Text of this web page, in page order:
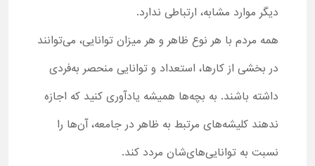
دیگر موارد مشابه، ارتباطی ندارد.
همه مردم با هر نوع ظاهر و هر میزان توانایی، می‌توانند
در بخشی از کارها، استعداد و توانایی منحصر به‌فردی
داشته باشند. به بچه‌ها همیشه یادآوری کنید که اجازه
ندهند کلیشه‌های مرتبط به ظاهر در جامعه، آن‌ها را
نسبت به توانایی‌های‌شان مردد کند.